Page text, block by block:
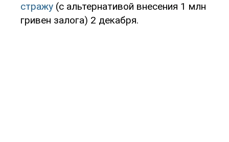
стражу (с альтернативой внесения 1 млн
гривен залога) 2 декабря.